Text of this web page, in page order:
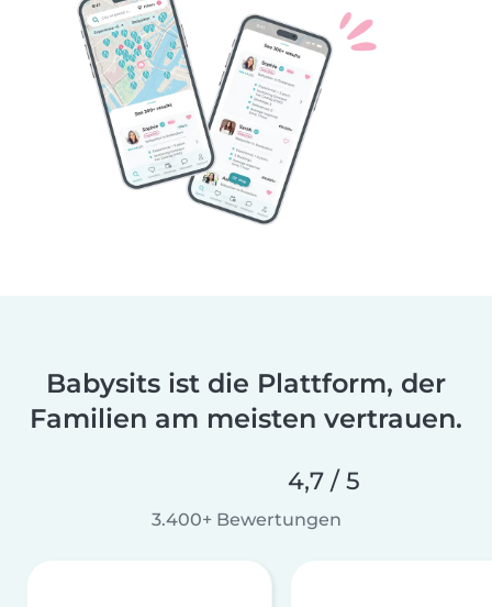
Babysits ist die Plattform, der
Familien am meisten vertrauen.
4,7 / 5
3.400+ Bewertungen